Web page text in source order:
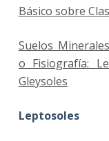
Básico sobre
Suelos
o Fisiografía:
Gleysoles
Leptosoles